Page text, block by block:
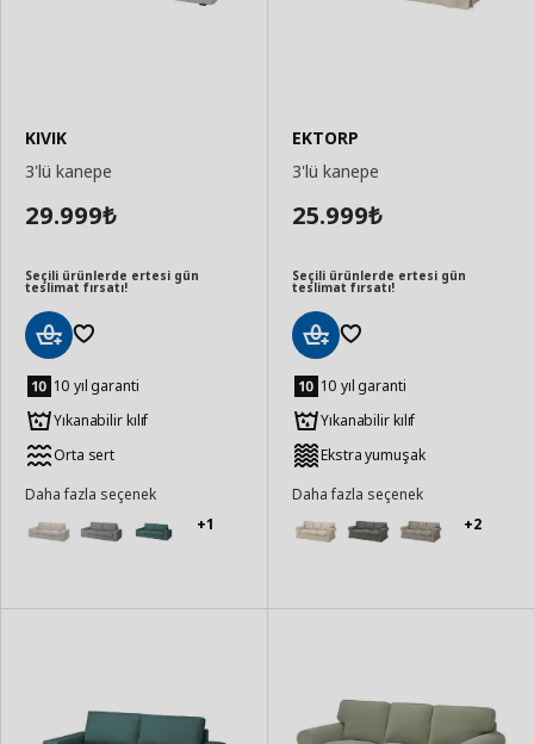
KIVIK
3'lü kanepe
29.999₺
Seçili ürünlerde ertesi gün
teslimat fırsatı!
Ekle 10 yıl garanti
Yıkanabilir kılıf
Orta sert
Daha fazla seçenek
+1
EKTORP
3'lü kanepe
25.999₺
Seçili ürünlerde ertesi gün
teslimat fırsatı!
Ekle 10 yıl garanti
Yıkanabilir kılıf
Ekstra yumuşak
Daha fazla seçenek
+2